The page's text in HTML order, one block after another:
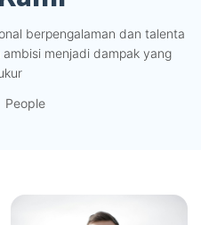
berpengalaman dan talenta
menjadi dampak yang
People